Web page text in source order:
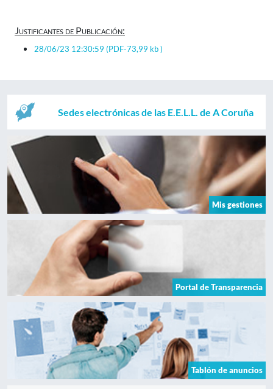
Justificantes de Publicación:
28/06/23 12:30:59 (PDF-73,99 kb )
Sedes electrónicas de las E.E.L.L. de A Coruña
Mis gestiones
Portal de Transparencia
Tablón de anuncios